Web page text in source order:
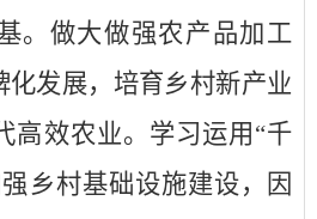
。做大做强农产品加工
化发展，培育乡村新产业
高效农业。 学习运用 “千
乡村基础设施建设，
因